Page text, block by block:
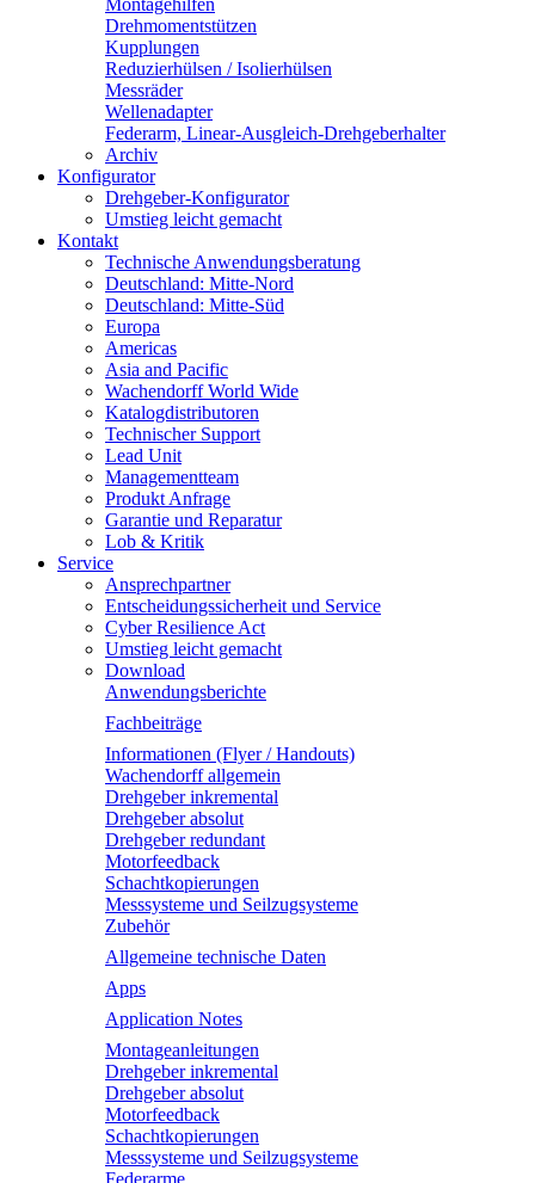
Montagehilfen
Drehmomentstützen
Kupplungen
Reduzierhülsen / Isolierhülsen
Messräder
Wellenadapter
Federarm, Linear-Ausgleich-Drehgeberhalter
Archiv
Konfigurator
Drehgeber-Konfigurator
Umstieg leicht gemacht
Kontakt
Technische Anwendungsberatung
Deutschland: Mitte-Nord
Deutschland: Mitte-Süd
Europa
Americas
Asia and Pacific
Wachendorff World Wide
Katalogdistributoren
Technischer Support
Lead Unit
Managementteam
Produkt Anfrage
Garantie und Reparatur
Lob & Kritik
Service
Ansprechpartner
Entscheidungssicherheit und Service
Cyber Resilience Act
Umstieg leicht gemacht
Download
Anwendungsberichte
Fachbeiträge
Informationen (Flyer / Handouts)
Wachendorff allgemein
Drehgeber inkremental
Drehgeber absolut
Drehgeber redundant
Motorfeedback
Schachtkopierungen
Messsysteme und Seilzugsysteme
Zubehör
Allgemeine technische Daten
Apps
Application Notes
Montageanleitungen
Drehgeber inkremental
Drehgeber absolut
Motorfeedback
Schachtkopierungen
Messsysteme und Seilzugsysteme
Federarme